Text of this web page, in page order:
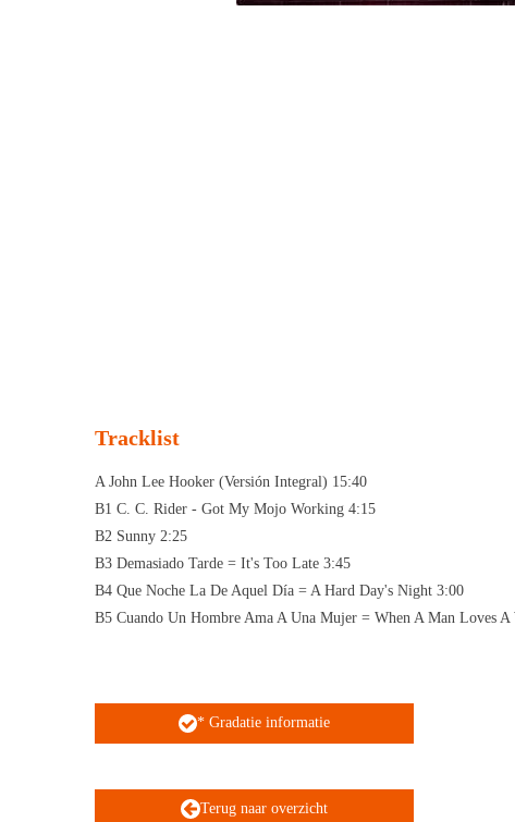
Tracklist
A John Lee Hooker (Versión Integral) 15:40
B1 C. C. Rider - Got My Mojo Working 4:15
B2 Sunny 2:25
B3 Demasiado Tarde = It's Too Late 3:45
B4 Que Noche La De Aquel Día = A Hard Day's Night 3:00
B5 Cuando Un Hombre Ama A Una Mujer = When A Man Loves A
* Gradatie informatie
Terug naar overzicht